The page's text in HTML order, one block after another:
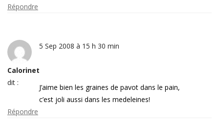
Répondre
Calorinet
dit :
5 Sep 2008 à 15 h 30 min
J’aime bien les graines de pavot dans le pain,
c’est joli aussi dans les medeleines!
Répondre